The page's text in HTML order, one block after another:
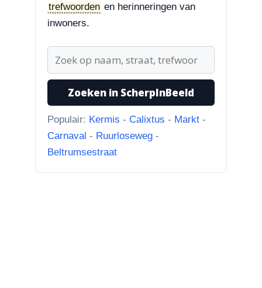
Zoekplaatjes uit Grolle
“Nog een tip. Deze buurman
“naar...”
1-8-2026
Koningssteeg met parkeerterrein
trefwoorden en herinneringen van
inwoners.
Zoeken in ScherpInBeeld
Populair: Kermis - Calixtus - Markt -
Carnaval - Ruurloseweg -
Beltrumsestraat